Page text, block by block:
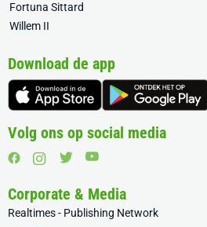
Fortuna Sittard
Willem II
Download de app
Volg ons op social media
Corporate & Media
Realtimes - Publishing Network